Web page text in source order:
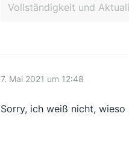
Vollständigkeit und
7. Mai 2021 um 12:48
Sorry, ich weiß nicht, wieso